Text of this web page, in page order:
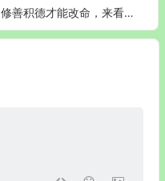
修善积德才能改命，来看看古人积阴德的事迹